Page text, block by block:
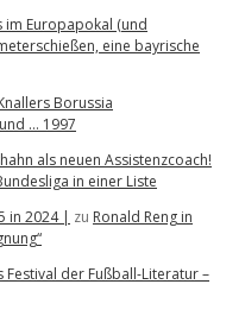
im Europapokal (und
eine bayrische
Borussia
… 1997
als neuen Assistenzcoach!
in einer Liste
in 2024 | zu Ronald Reng in
Festival der Fußball-Literatur –